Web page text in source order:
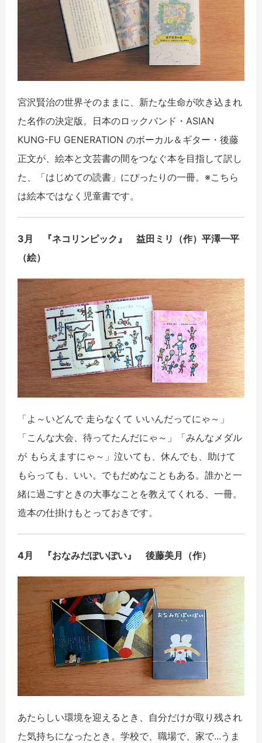
宮沢賢治の世界そのままに、新たな生命が吹き込まれ
た名作の決定版。日本のロックバンド・ASIAN
KUNG-FU GENERATION のボーカル＆ギター・後藤
正文が、絵本と文芸書の間をつなぐ本を目指して訳し
た、「はじめての読書」にぴったりの一冊。※こちら
は絵本ではなく児童書です。
3月 『ネコリンピック』 益田ミリ（作）平澤一平
（絵）
「よ～いどんで 走らなくて いいんだってにゃ～」
「こんな大会、待ってたんだにゃ～」「みんなメダル
が もらえますにゃ～」泣いても、休んでも、助けて
もらっても、いい。でもだめなこともある。誰かと一
緒に過ごすときの大事なことを教えてくれる、一冊。
造本の仕掛けもとっておきです。
4月 『おなみだぽいぽい』 後藤美月（作）
あたらしい環境を迎えるとき、自分だけが取り残され
た気持ちになったとき。学校で、職場で、家で...うま